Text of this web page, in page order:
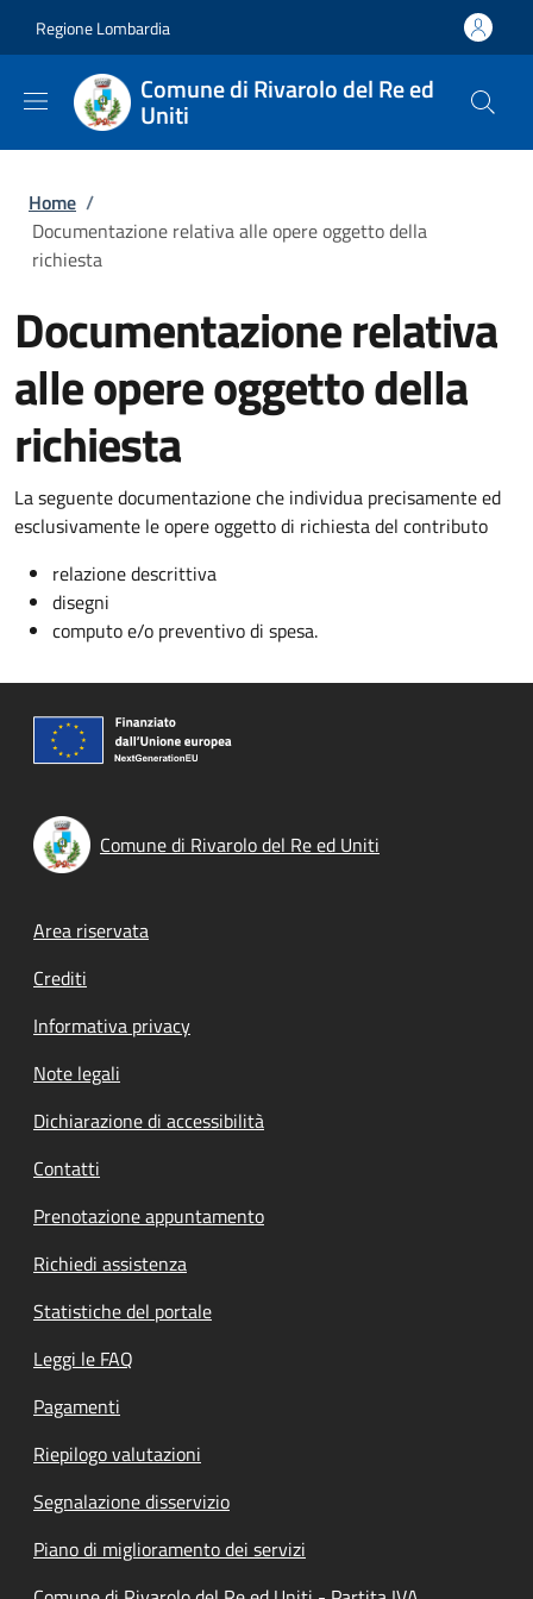
Regione Lombardia
Comune di Rivarolo del Re ed
Uniti
Briciole di pane
Home /
Documentazione relativa alle opere oggetto della
richiesta
Documentazione relativa
alle opere oggetto della
richiesta
La seguente documentazione che individua precisamente ed
esclusivamente le opere oggetto di richiesta del contributo
relazione descrittiva
disegni
computo e/o preventivo di spesa.
Comune di Rivarolo del Re ed Uniti
Footer menu
Area riservata
Crediti
Informativa privacy
Note legali
Dichiarazione di accessibilità
Contatti
Prenotazione appuntamento
Richiedi assistenza
Statistiche del portale
Leggi le FAQ
Pagamenti
Riepilogo valutazioni
Segnalazione disservizio
Piano di miglioramento dei servizi